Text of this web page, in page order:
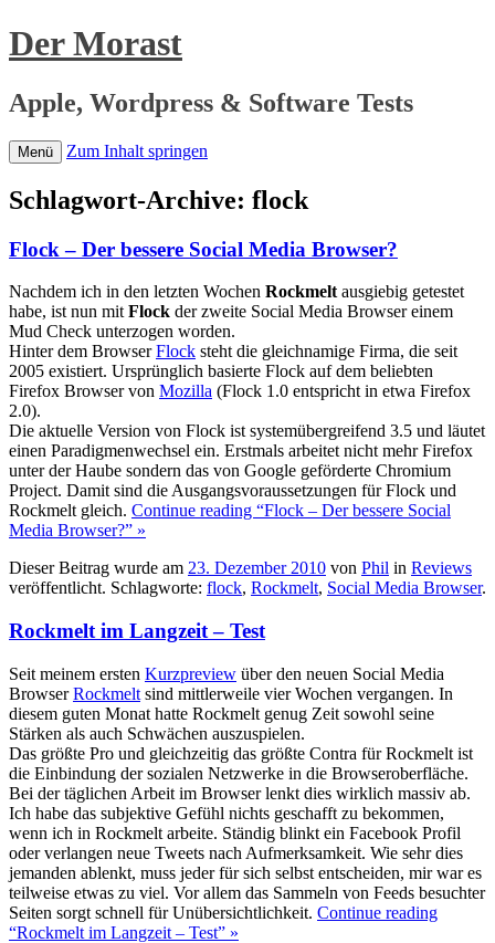
Der Morast
Apple, Wordpress & Software Tests
Menü Zum Inhalt springen
Schlagwort-Archive: flock
Flock – Der bessere Social Media Browser?
Nachdem ich in den letzten Wochen Rockmelt ausgiebig getestet
habe, ist nun mit Flock der zweite Social Media Browser einem
Mud Check unterzogen worden.
Hinter dem BrowserFlock steht die gleichnamige Firma, die seit
2005 existiert. Ursprünglich basierte Flock auf dem beliebten
Firefox Browser von Mozilla (Flock 1.0 entspricht in etwa Firefox
2.0).
Die aktuelle Version von Flock ist systemübergreifend 3.5 und läutet
einen Paradigmenwechsel ein. Erstmals arbeitet nicht mehr Firefox
unter der Haube sondern das von Google geförderte Chromium
Project. Damit sind die Ausgangsvoraussetzungen für Flock und
Rockmelt gleich. Continue reading “Flock – Der bessere Social
Media Browser?” »
Dieser Beitrag wurde am 23. Dezember 2010 von Phil in Reviews
veröffentlicht. Schlagworte: flock, Rockmelt, Social Media Browser.
Rockmelt im Langzeit – Test
Seit meinem ersten Kurzpreview über den neuen Social Media
BrowserRockmelt sind mittlerweile vier Wochen vergangen. In
diesem guten Monat hatte Rockmelt genug Zeit sowohl seine
Stärken als auch Schwächen auszuspielen.
Das größte Pro und gleichzeitig das größte Contra für Rockmelt ist
die Einbindung der sozialen Netzwerke in die Browseroberfläche.
Bei der täglichen Arbeit im Browser lenkt dies wirklich massiv ab.
Ich habe das subjektive Gefühl nichts geschafft zu bekommen,
wenn ich in Rockmelt arbeite. Ständig blinkt ein Facebook Profil
oder verlangen neue Tweets nach Aufmerksamkeit. Wie sehr dies
jemanden ablenkt, muss jeder für sich selbst entscheiden, mir war es
teilweise etwas zu viel. Vor allem das Sammeln von Feeds besuchter
Seiten sorgt schnell für Unübersichtlichkeit. Continue reading
“Rockmelt im Langzeit – Test” »